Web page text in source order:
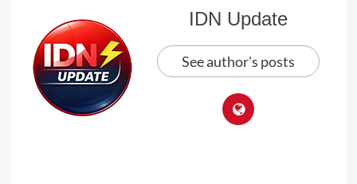
IDN Update
See author's posts